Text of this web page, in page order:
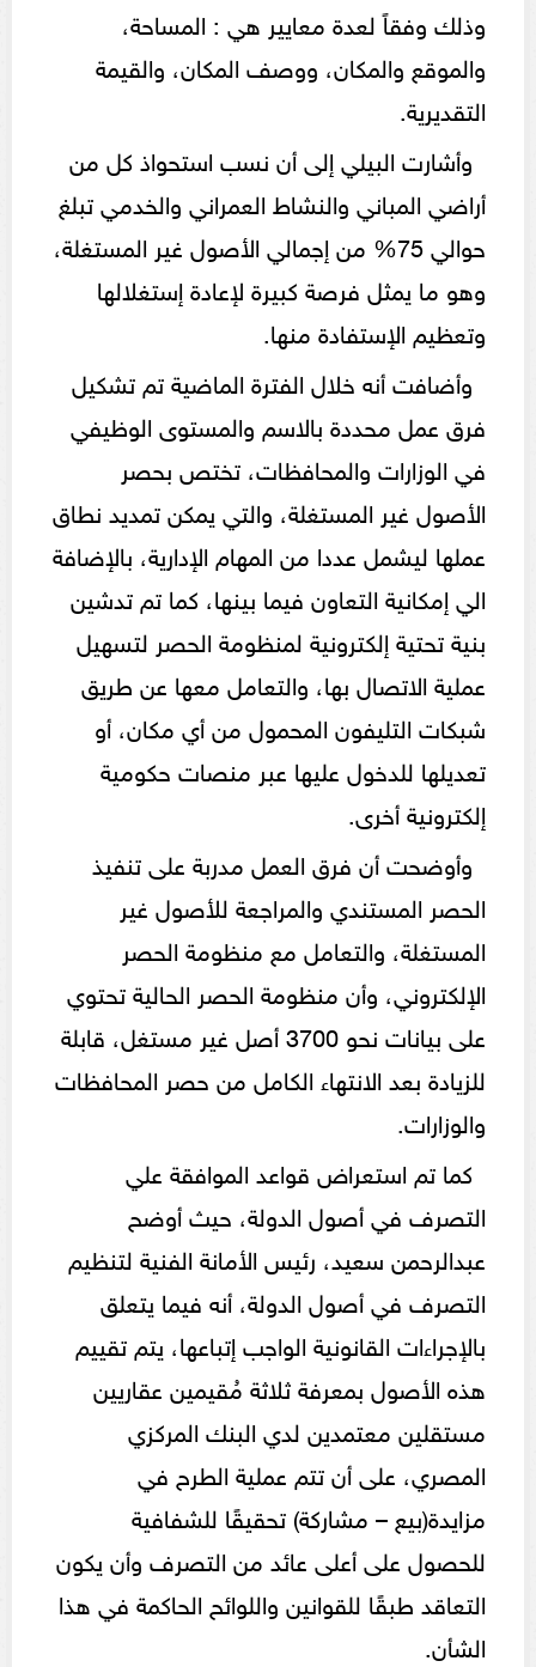
وذلك وفقاً لعدة معايير هي : المساحة،
والموقع والمكان، ووصف المكان، والقيمة
التقديرية.
وأشارت البيلي إلى أن نسب استحواذ كل من
أراضي المباني والنشاط العمراني والخدمي تبلغ
حوالي 75% من إجمالي الأصول غير المستغلة،
وهو ما يمثل فرصة كبيرة لإعادة إستغلالها
وتعظيم الإستفادة منها.
وأضافت أنه خلال الفترة الماضية تم تشكيل
فرق عمل محددة بالاسم والمستوى الوظيفي
في الوزارات والمحافظات، تختص بحصر
الأصول غير المستغلة، والتي يمكن تمديد نطاق
عملها ليشمل عددا من المهام الإدارية، بالإضافة
الي إمكانية التعاون فيما بينها، كما تم تدشين
بنية تحتية إلكترونية لمنظومة الحصر لتسهيل
عملية الاتصال بها، والتعامل معها عن طريق
شبكات التليفون المحمول من أي مكان، أو
تعديلها للدخول عليها عبر منصات حكومية
إلكترونية أخرى.
وأوضحت أن فرق العمل مدربة على تنفيذ
الحصر المستندي والمراجعة للأصول غير
المستغلة، والتعامل مع منظومة الحصر
الإلكتروني، وأن منظومة الحصر الحالية تحتوي
على بيانات نحو 3700 أصل غير مستغل، قابلة
للزيادة بعد الانتهاء الكامل من حصر المحافظات
والوزارات.
كما تم استعراض قواعد الموافقة علي
التصرف في أصول الدولة، حيث أوضح
عبدالرحمن سعيد، رئيس الأمانة الفنية لتنظيم
التصرف في أصول الدولة، أنه فيما يتعلق
بالإجراءات القانونية الواجب إتباعها، يتم تقييم
هذه الأصول بمعرفة ثلاثة مُقيمين عقاريين
مستقلين معتمدين لدي البنك المركزي
المصري، على أن تتم عملية الطرح في
مزايدة(بيع – مشاركة) تحقيقًا للشفافية
للحصول على أعلى عائد من التصرف وأن يكون
التعاقد طبقًا للقوانين واللوائح الحاكمة في هذا
الشأن.